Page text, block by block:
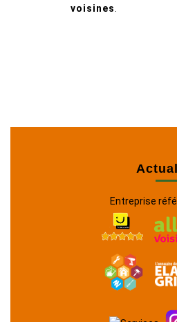
voisines
Entreprise